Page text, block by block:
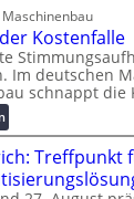
Kostenfalle
Im deutschen
schnappt die
:
K
M
U
i
Treffpunkt